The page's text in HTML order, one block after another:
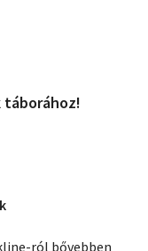
táborához!
ról bővebben